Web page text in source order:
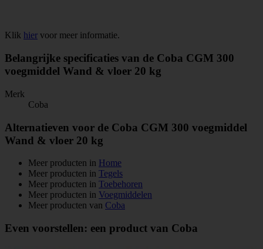
Klik hier voor meer informatie.
Belangrijke specificaties van de Coba CGM 300
voegmiddel Wand & vloer 20 kg
Merk
Coba
Alternatieven voor de Coba CGM 300 voegmiddel
Wand & vloer 20 kg
Meer producten in Home
Meer producten in Tegels
Meer producten in Toebehoren
Meer producten in Voegmiddelen
Meer producten van Coba
Even voorstellen: een product van Coba